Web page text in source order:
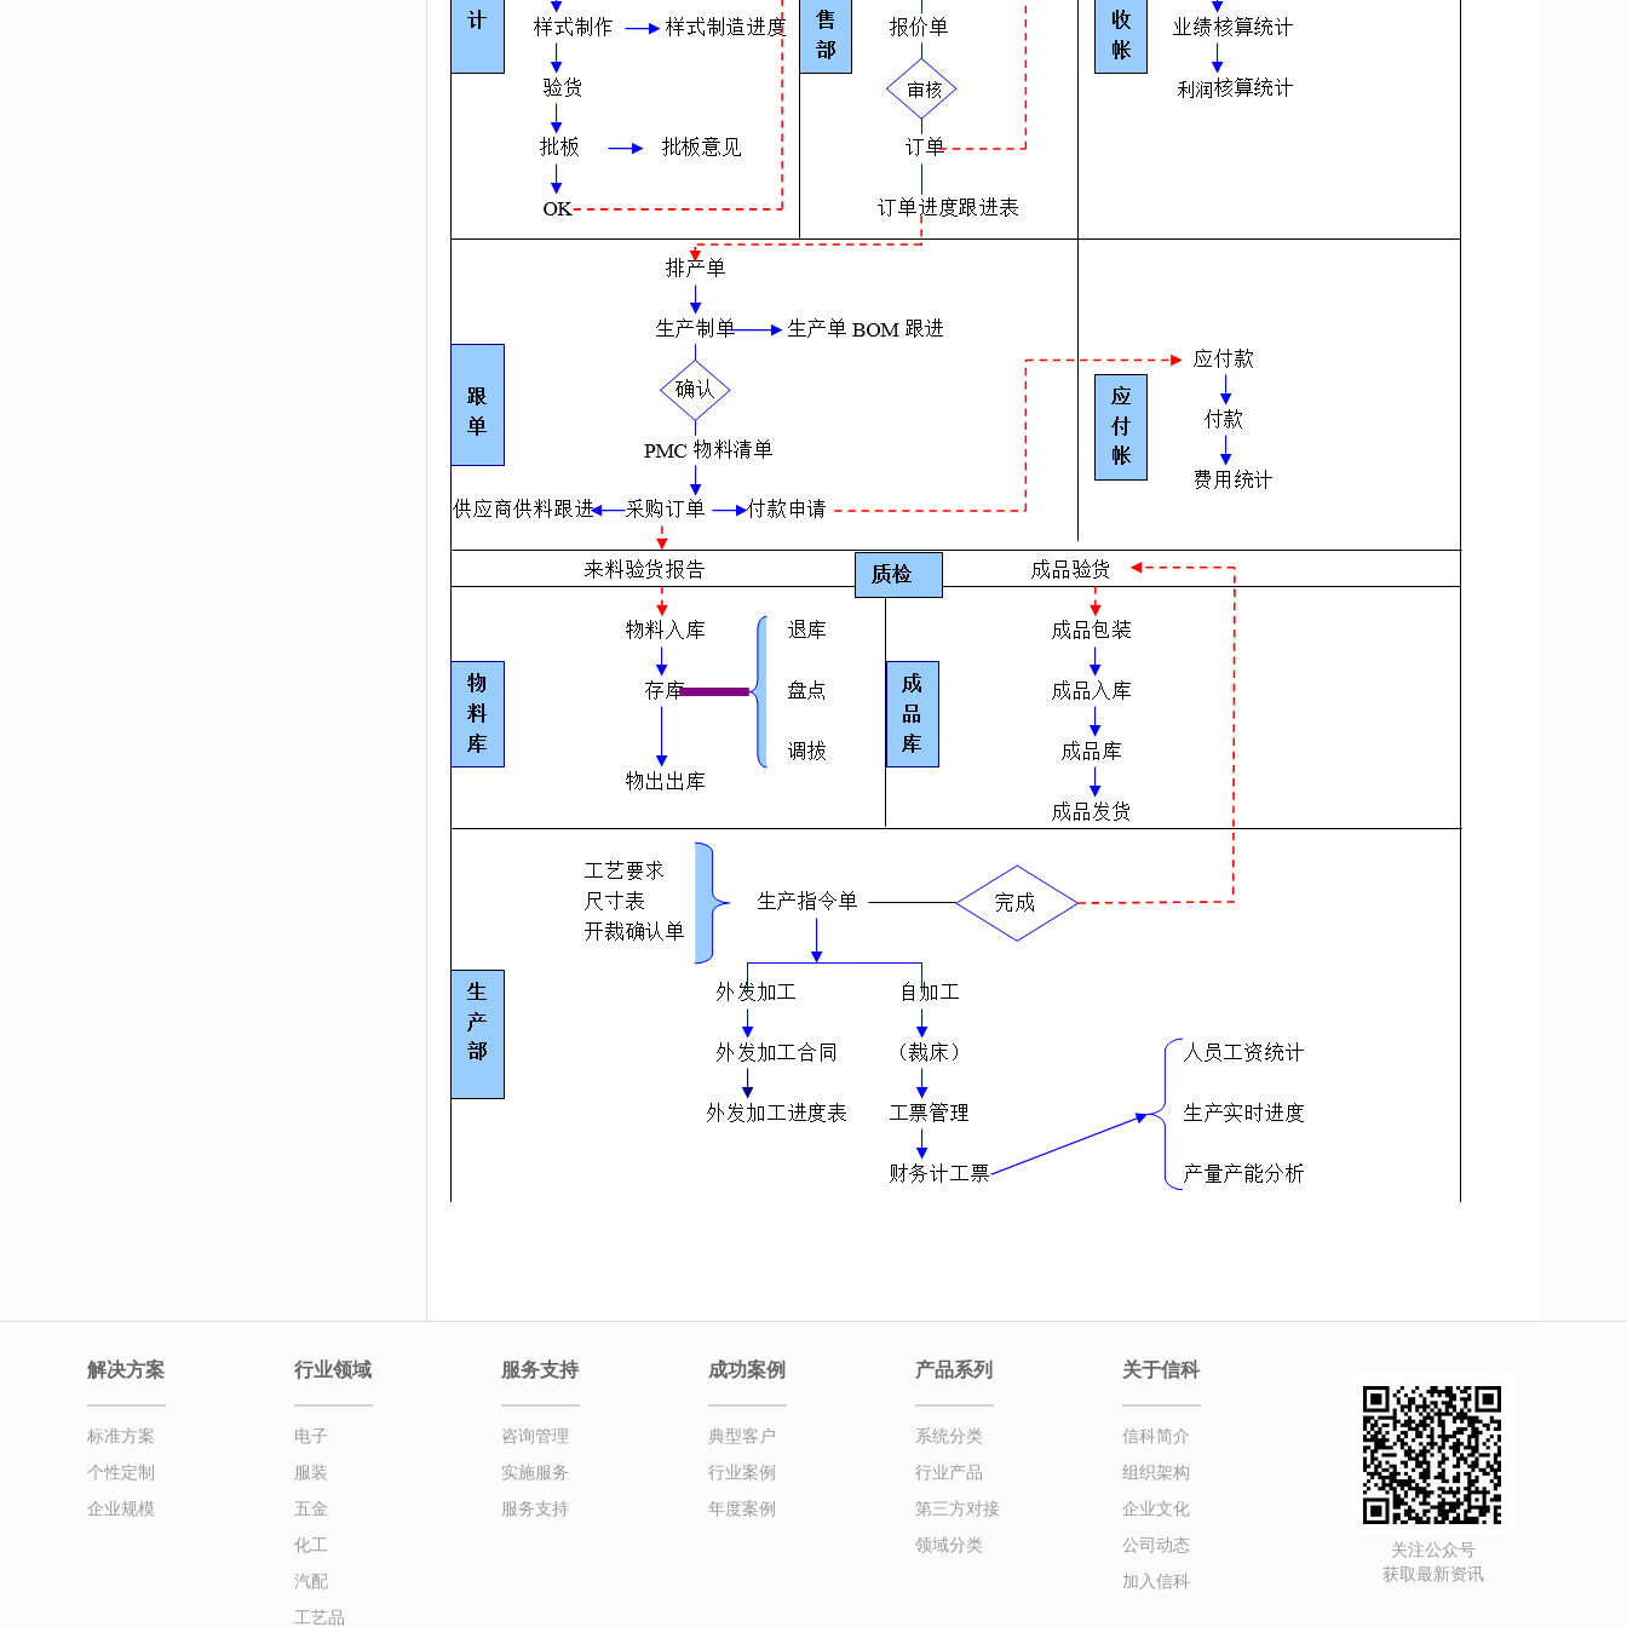
解决方案
标准方案
个性定制
企业规模
行业领域
电子
服装
五金
化工
汽配
工艺品
服务支持
咨询管理
实施服务
服务支持
成功案例
典型客户
行业案例
年度案例
产品系列
系统分类
行业产品
第三方对接
领域分类
关于信科
信科简介
组织架构
企业文化
公司动态
加入信科
关注公众号
获取最新资讯